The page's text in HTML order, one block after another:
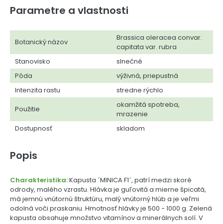
Parametre a vlastnosti
Botanický názov
Brassica oleracea convar.
capitata var. rubra
Stanovisko
slnečné
Pôda
výživná, priepustná
Intenzita rastu
stredne rýchlo
Použitie
okamžitá spotreba,
mrazenie
Dostupnosť
skladom
Popis
Charakteristika:Kapusta ´MINICA F1´, patrí medzi skoré
odrody, malého vzrastu. Hlávka je guľovitá a mierne špicatá,
má jemnú vnútornú štruktúru, malý vnútorný hlúb a je veľmi
odolná voči praskaniu. Hmotnosť hlávky je 500 - 1000 g. Zelená
kapusta obsahuje množstvo vitamínov a minerálnych solí. V